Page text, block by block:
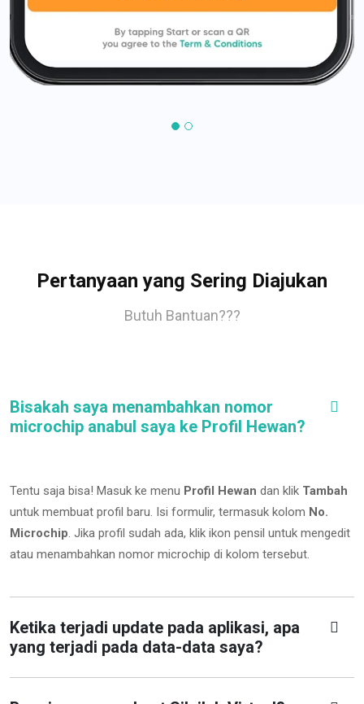
Pertanyaan yang Sering Diajukan
Butuh Bantuan???
Bisakah saya menambahkan nomor
microchip anabul saya ke Profil Hewan?
Tentu saja bisa! Masuk ke menu Profil Hewan dan klik Tambah
untuk membuat profil baru. Isi formulir, termasuk kolom No.
Microchip. Jika profil sudah ada, klik ikon pensil untuk mengedit
atau menambahkan nomor microchip di kolom tersebut.
Ketika terjadi update pada aplikasi, apa
yang terjadi pada data-data saya?